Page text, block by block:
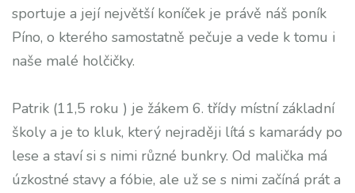
sportuje a její největší koníček je právě náš poník
Píno, o kterého samostatně pečuje a vede k tomu i
naše malé holčičky.
Patrik (11,5 roku ) je žákem 6. třídy místní základní
školy a je to kluk, který nejraději lítá s kamarády po
lese a staví si s nimi různé bunkry. Od malička má
úzkostné stavy a fóbie, ale už se s nimi začíná prát a